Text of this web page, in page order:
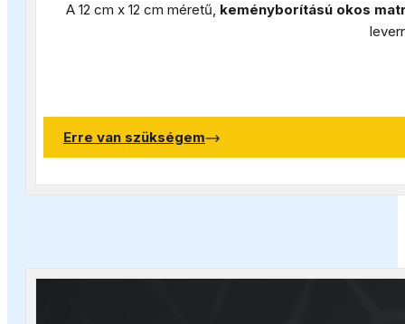
A 12 cm x 12 cm méretű, keményborítású okos
Erre van szükségem